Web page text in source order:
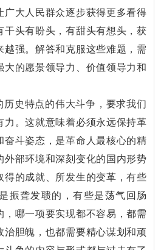
广大人民群众逐步获得更多看得
干头有盼头，有甜头有想头，获
越强。解答和克服这些难题，需
大的愿景领导力、价值领导力和
历史特点的伟大斗争，要求我们
力。这就意味着必须永远保持革
奋斗姿态，是革命人最核心的精
外部环境和深刻变化的国内形势
得的成就、所发生的变革，有些
振聋发聩的，有些是荡气回肠
，哪一项要实现都不容易，都需
治胆魄，也都需要精心谋划和顽